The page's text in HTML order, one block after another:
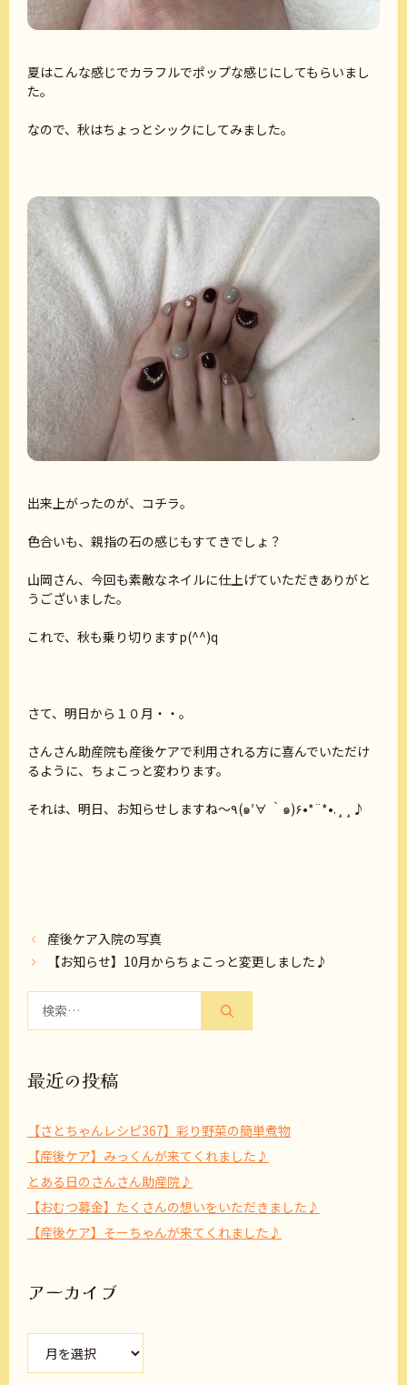
夏はこんな感じでカラフルでポップな感じにしてもらいまし
た。
なので、秋はちょっとシックにしてみました。
出来上がったのが、コチラ。
色合いも、親指の石の感じもすてきでしょ？
山岡さん、今回も素敵なネイルに仕上げていただきありがと
うございました。
これで、秋も乗り切りますp(^^)q
さて、明日から１０月・・。
さんさん助産院も産後ケアで利用される方に喜んでいただけ
るように、ちょこっと変わります。
それは、明日、お知らせしますね～٩(๑′∀ ‵๑)۶•*¨*•.¸¸♪
産後ケア入院の写真
【お知らせ】10月からちょこっと変更しました♪
最近の投稿
【さとちゃんレシピ367】彩り野菜の簡単煮物
【産後ケア】みっくんが来てくれました♪
とある日のさんさん助産院♪
【おむつ募金】たくさんの想いをいただきました♪
【産後ケア】そーちゃんが来てくれました♪
アーカイブ